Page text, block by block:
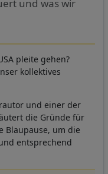
und was wir
pleite gehen?
kollektives
und einer der
die Gründe für
Blaupause, um die
entsprechend